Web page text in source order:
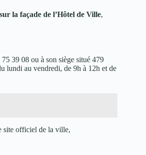
la façade de l’Hôtel de Ville,
39 08 ou à son siège situé 479
lundi au vendredi, de 9h à 12h et de
site officiel de la ville,